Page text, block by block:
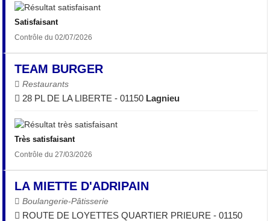
Satisfaisant
Contrôle du 02/07/2026
TEAM BURGER
Restaurants
28 PL DE LA LIBERTE - 01150 Lagnieu
Très satisfaisant
Contrôle du 27/03/2026
LA MIETTE D'ADRIPAIN
Boulangerie-Pâtisserie
ROUTE DE LOYETTES QUARTIER PRIEURE - 01150